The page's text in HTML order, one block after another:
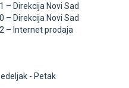
– Direkcija Novi Sad
– Direkcija Novi Sad
– Internet prodaja
- Petak